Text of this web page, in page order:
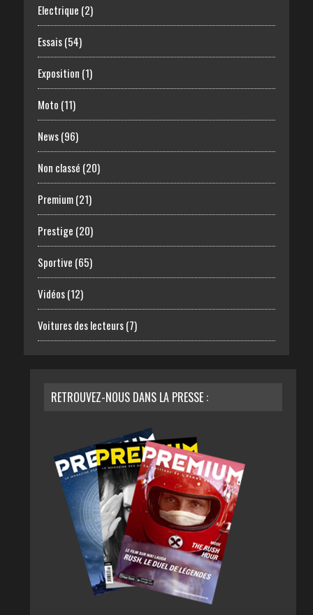
Electrique (2)
Essais(54)
Exposition (1)
Moto (11)
News(96)
Non classé (20)
Premium(21)
Prestige (20)
Sportive (65)
Vidéos(12)
Voitures des lecteurs(7)
RETROUVEZ-NOUS DANS LA PRESSE :